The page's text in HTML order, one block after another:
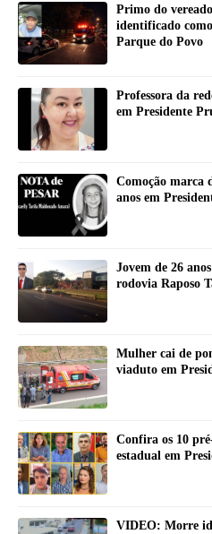
Primo do
identificado
Parque do Povo
Professora da
em Presidente
Comoção marca
anos em
Jovem de 26
rodovia Raposo
Mulher cai de
viaduto em
Confira os 10
estadual em
VIDEO: Morre